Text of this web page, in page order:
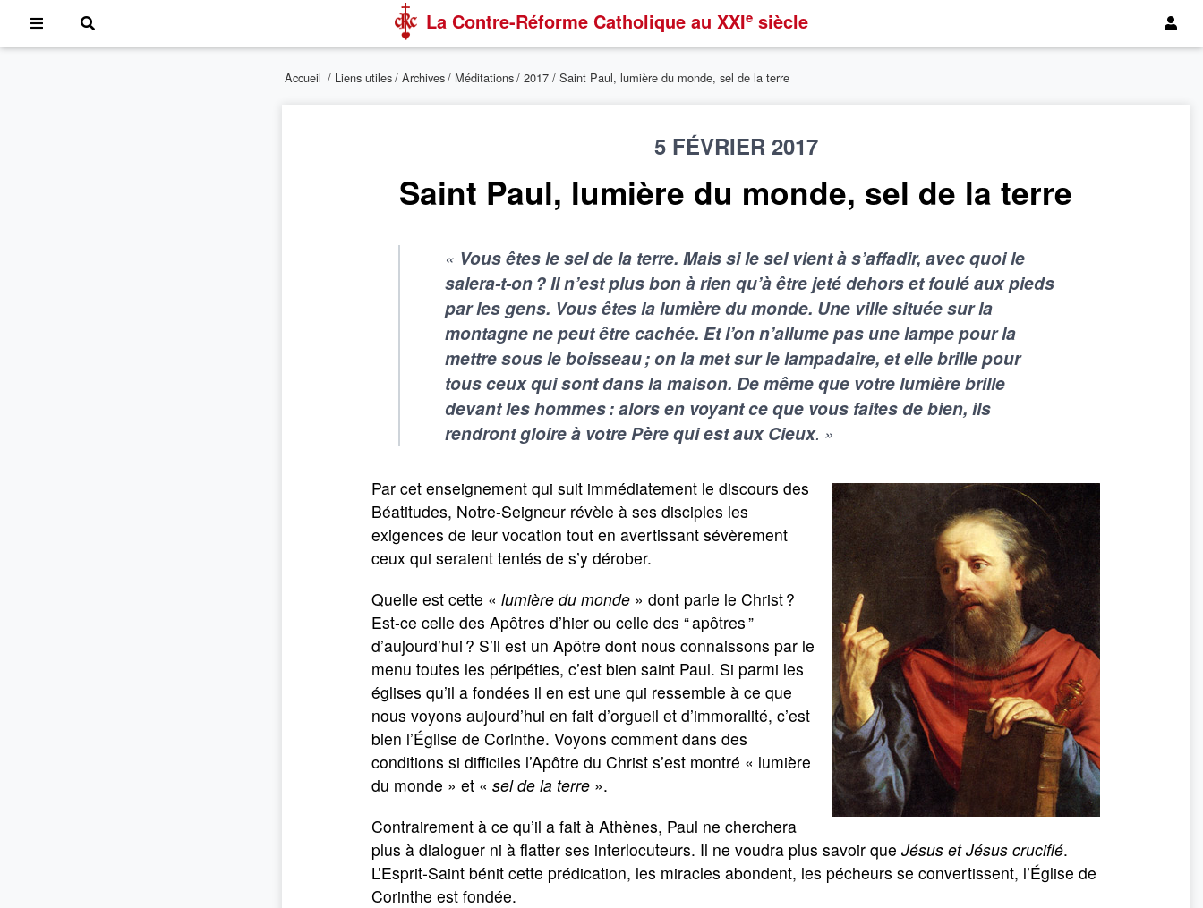
La Contre-Réforme Catholique au XXIe siècle
Accueil / Liens utiles/ Archives/ Méditations/ 2017 / Saint Paul, lumière du monde, sel de la terre
5 FÉVRIER 2017
Saint Paul, lumière du monde, sel de la terre
« Vous êtes le sel de la terre. Mais si le sel vient à s’affadir, avec quoi le
salera-t-on ? Il n’est plus bon à rien qu’à être jeté dehors et foulé aux pieds
par les gens. Vous êtes la lumière du monde. Une ville située sur la
montagne ne peut être cachée. Et l’on n’allume pas une lampe pour la
mettre sous le boisseau ; on la met sur le lampadaire, et elle brille pour
tous ceux qui sont dans la maison. De même que votre lumière brille
devant les hommes : alors en voyant ce que vous faites de bien, ils
rendront gloire à votre Père qui est aux Cieux. »
Par cet enseignement qui suit immédiatement le discours des
Béatitudes, Notre-Seigneur révèle à ses disciples les
exigences de leur vocation tout en avertissant sévèrement
ceux qui seraient tentés de s’y dérober.
Quelle est cette « lumière du monde » dont parle le Christ ?
Est-ce celle des Apôtres d’hier ou celle des “ apôtres ”
d’aujourd’hui ? S’il est un Apôtre dont nous connaissons par le
menu toutes les péripéties, c’est bien saint Paul. Si parmi les
églises qu’il a fondées il en est une qui ressemble à ce que
nous voyons aujourd’hui en fait d’orgueil et d’immoralité, c’est
bien l’Église de Corinthe. Voyons comment dans des
conditions si difficiles l’Apôtre du Christ s’est montré « lumière
du monde » et « sel de la terre ».
Contrairement à ce qu’il a fait à Athènes, Paul ne cherchera
plus à dialoguer ni à flatter ses interlocuteurs. Il ne voudra plus savoir que Jésus et Jésus crucifié.
L’Esprit-Saint bénit cette prédication, les miracles abondent, les pécheurs se convertissent, l’Église de
Corinthe est fondée.